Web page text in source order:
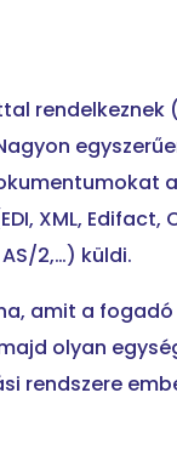
XML, Edifact,
2,…) küldi.
amit a
olyan
rendszere